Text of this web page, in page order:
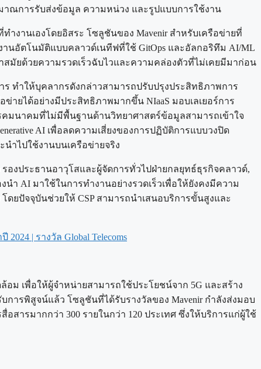
ณการรับส่งข้อมูล ความหน่วง และรูปแบบการใช้งาน
งานเองโดยอิสระ โซลูชันของ Mavenir สำหรับเครือข่ายที่
นอัตโนมัติแบบคลาวด์เนทีฟที่ใช้ GitOps และอัลกอริทึม AI/ML
มัยด้วยความรวดเร็วฉับไวและความคล่องตัวที่ไม่เคยมีมาก่อน
ทำให้บุคลากรดังกล่าวสามารถปรับปรุงประสิทธิภาพการ
ายได้อย่างมีประสิทธิภาพมากขึ้น NIaaS มอบเลเยอร์การ
มนาคมที่ไม่มีพื้นฐานด้านวิทยาศาสตร์ข้อมูลสามารถเข้าใจ
AI เพื่อลดความเสี่ยงของการปฏิบัติการแบบวงปิด
ำไปใช้งานบนเครือข่ายจริง
องประธานอาวุโสและผู้จัดการทั่วไปฝ่ายกลยุทธ์ธุรกิจคลาวด์,
ำ AI มาใช้ในการทำงานอย่างรวดเร็วเพื่อให้ยังคงมีความ
ยปัจจุบันช่วยให้ CSP สามารถนำเสนอบริการขั้นสูงและ
2024 | รางวัล Global Telecoms
ม เพื่อให้ผู้จำหน่ายสามารถใช้ประโยชน์จาก 5G และสร้าง
การพิสูจน์แล้ว โซลูชันที่ได้รับรางวัลของ Mavenir กำลังส่งมอบ
ารมากกว่า 300 รายในกว่า 120 ประเทศ ซึ่งให้บริการแก่ผู้ใช้